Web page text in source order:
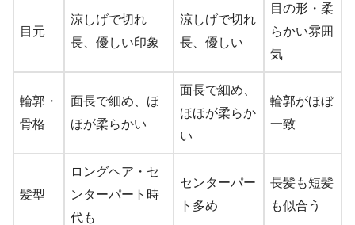
目元
涼しげで切れ
長、優しい印象
涼しげで切れ
長、優しい
目の形・柔
らかい雰囲
気
輪郭・
骨格
面長で細め、ほ
ほが柔らかい
面長で細め、
ほほが柔らか
い
輪郭がほぼ
一致
髪型
ロングヘア・セ
ンターパート時
代も
センターパー
ト多め
長髪も短髪
も似合う